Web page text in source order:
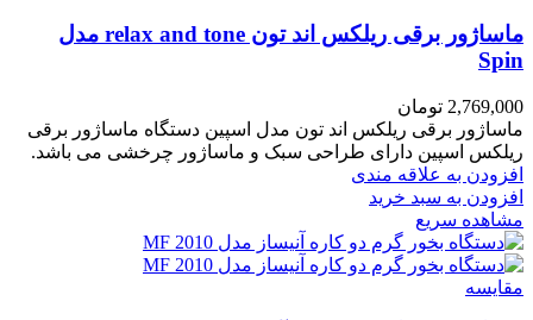
ماساژور برقی ریلکس اند تون relax and tone مدل
Spin
2,769,000 تومان
ماساژور برقی ریلکس اند تون مدل اسپین دستگاه ماساژور برقی
ریلکس اسپین دارای طراحی سبک و ماساژور چرخشی می باشد.
افزودن به علاقه مندی
افزودن به سبد خرید
مشاهده سریع
مقایسه